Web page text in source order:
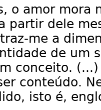
o amor mora
partir dele
me a
de um
conceito.
conteúdo.
isto é,